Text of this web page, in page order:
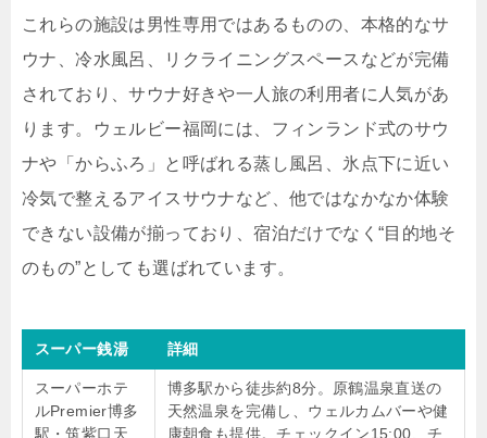
これらの施設は男性専用ではあるものの、本格的なサ
ウナ、冷水風呂、リクライニングスペースなどが完備
されており、サウナ好きや一人旅の利用者に人気があ
ります。ウェルビー福岡には、フィンランド式のサウ
ナや「からふろ」と呼ばれる蒸し風呂、氷点下に近い
冷気で整えるアイスサウナなど、他ではなかなか体験
できない設備が揃っており、宿泊だけでなく“目的地そ
のもの”としても選ばれています。
スーパー銭湯 詳細
スーパーホテ
ルPremier博多
駅・筑紫口天
博多駅から徒歩約8分。原鶴温泉直送の
天然温泉を完備し、ウェルカムバーや健
康朝食も提供。チェックイン15:00、チ